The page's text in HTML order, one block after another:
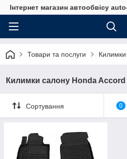
Інтернет магазин автообвісу
Товари та послуги
Килимки салону Honda Accord
Сортування 0